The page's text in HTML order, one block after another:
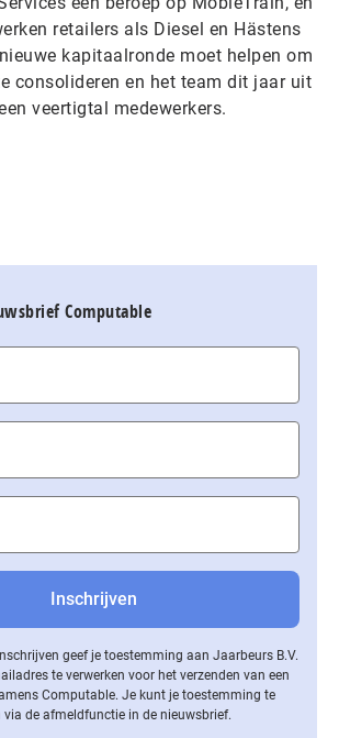
retailers als Diesel en Hästens
kapitaalronde moet helpen om
consolideren en het team dit jaar uit
veertigtal medewerkers.
Computable
geef je toestemming aan Jaarbeurs B.V.
te verwerken voor het verzenden van een
Computable. Je kunt je toestemming te
de af­meld­func­tie in de nieuwsbrief.